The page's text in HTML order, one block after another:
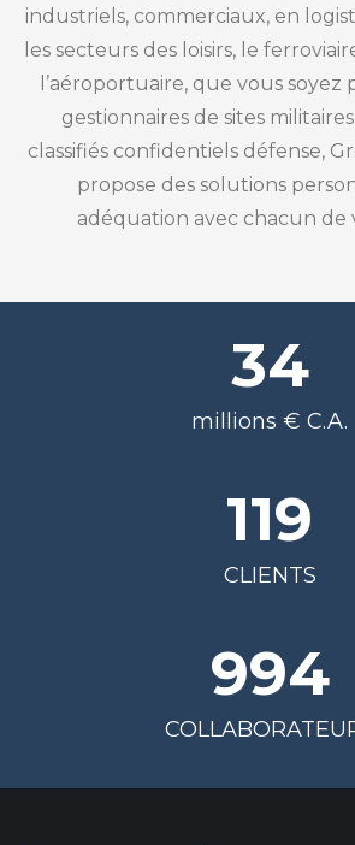
industriels, commerciaux, en
les secteurs des loisirs, le
l’aéroportuaire, que vous soyez
gestionnaires de sites
classifiés confidentiels défense,
propose des solutions
adéquation avec chacun de
34
millions € C.A.
120
CLIENTS
999